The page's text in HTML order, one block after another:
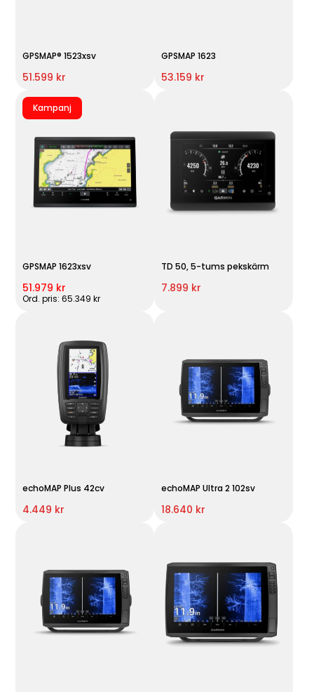
GPSMAP® 1523xsv
51.599 kr
GPSMAP 1623
53.159 kr
Kampanj
GPSMAP 1623xsv
51.979 kr
Ord. pris: 65.349 kr
TD 50, 5-tums pekskärm
7.899 kr
echoMAP Plus 42cv
4.449 kr
echoMAP Ultra 2 102sv
18.640 kr